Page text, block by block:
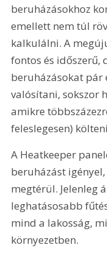
beruházásokhoz
emellett nem túl
kalkulálni. A
fontos és időszerű,
beruházásokat pár
valósítani, sokszor
amikre
feleslegesen)
A Heatkeeper
beruházást
megtérül. Jelenleg
leghatásosabb
mind a lakosság,
környezetben.